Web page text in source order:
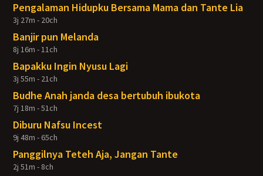
Pengalaman Hidupku Bersama Mama dan Tante Lia
3j 27m - 20ch
Banjir pun Melanda
8j 16m - 11ch
Bapakku Ingin Nyusu Lagi
3j 55m - 21ch
Budhe Anah janda desa bertubuh ibukota
7j 18m - 51ch
Diburu Nafsu Incest
9j 48m - 65ch
Panggilnya Teteh Aja, Jangan Tante
2j 51m - 8ch